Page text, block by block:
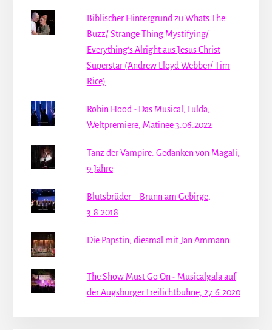
Biblischer Hintergrund zu Whats The
Buzz/ Strange Thing Mystifying/
Everything's Alright aus Jesus Christ
Superstar (Andrew Lloyd Webber/ Tim
Rice)
Robin Hood - Das Musical, Fulda,
Weltpremiere, Matinee 3.06.2022
Tanz der Vampire: Gedanken von Magali,
9 Jahre
Blutsbrüder – Brunn am Gebirge,
3.8.2018
Die Päpstin, diesmal mit Jan Ammann
The Show Must Go On - Musicalgala auf
der Augsburger Freilichtbühne, 27.6.2020